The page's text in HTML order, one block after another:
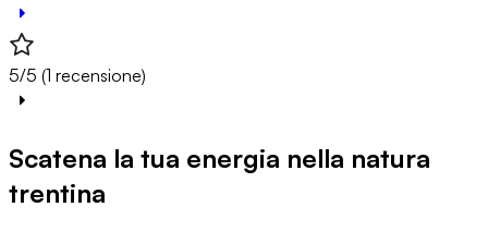
5/5 (1 recensione)
Scatena la tua energia nella natura
trentina